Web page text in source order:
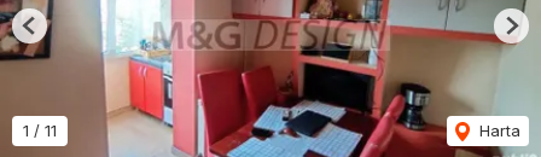
1 / 11 Harta
Previous